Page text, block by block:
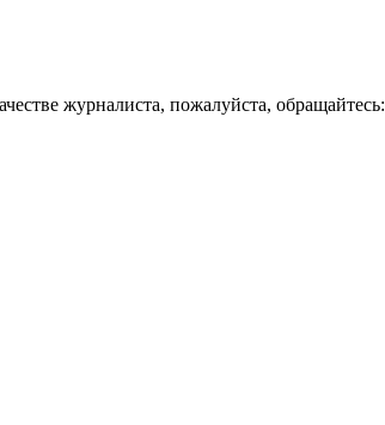
журналиста, пожалуйста, обращайтесь: